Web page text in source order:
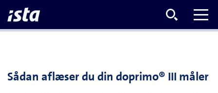
Sådan aflæser du din doprimo® III måler